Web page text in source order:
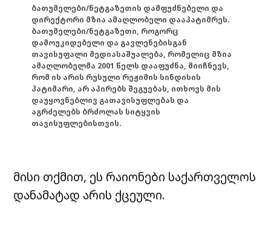
ბათუმელები/ნეტგაზეთის დამფუძნებელი და
დირექტორი მზია ამაღლობელი დააპატიმრეს.
ბათუმელები/ნეტგაზეთი, როგორც
დამოუკიდებელი და გავლენებისგან
თავისუფალი მედიასაშუალება, რომელიც მზია
ამაღლობელმა 2001 წელს დააფუძნა, მიიჩნევს,
რომ ის არის რუსული რეჟიმის სინდისის
პატიმარი, არ აპირებს შეგუებას, ითხოვს მის
დაუყოვნებლივ გათავისუფლებას და
აგრძელებს ბრძოლას სიტყვის
თავისუფლებისთვის.
მისი თქმით, ეს რაიონები საქართველოს
დანამატად არის ქცეული.